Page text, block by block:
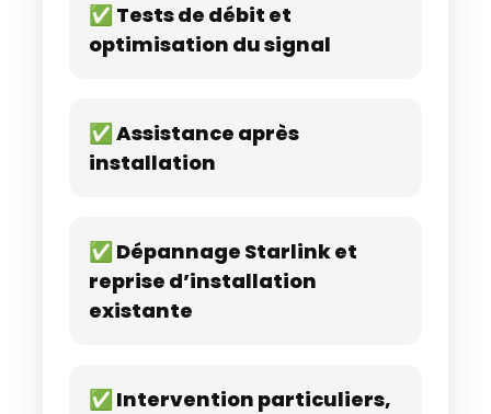
✅ Tests de débit et
optimisation du signal
✅ Assistance après
installation
✅ Dépannage Starlink et
reprise d’installation
existante
✅ Intervention particuliers,